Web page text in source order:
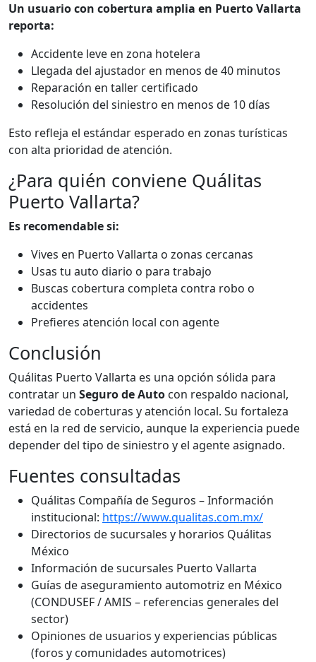
Un usuario con cobertura amplia en Puerto Vallarta
reporta:
Accidente leve en zona hotelera
Llegada del ajustador en menos de 40 minutos
Reparación en taller certificado
Resolución del siniestro en menos de 10 días
Esto refleja el estándar esperado en zonas turísticas
con alta prioridad de atención.
¿Para quién conviene Quálitas
Puerto Vallarta?
Es recomendable si:
Vives en Puerto Vallarta o zonas cercanas
Usas tu auto diario o para trabajo
Buscas cobertura completa contra robo o
accidentes
Prefieres atención local con agente
Conclusión
Quálitas Puerto Vallarta es una opción sólida para
contratar un Seguro de Auto con respaldo nacional,
variedad de coberturas y atención local. Su fortaleza
está en la red de servicio, aunque la experiencia puede
depender del tipo de siniestro y el agente asignado.
Fuentes consultadas
Quálitas Compañía de Seguros – Información
institucional: https://www.qualitas.com.mx/
Directorios de sucursales y horarios Quálitas
México
Información de sucursales Puerto Vallarta
Guías de aseguramiento automotriz en México
(CONDUSEF / AMIS – referencias generales del
sector)
Opiniones de usuarios y experiencias públicas
(foros y comunidades automotrices)